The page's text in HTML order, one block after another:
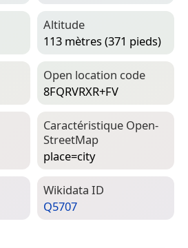
Altitude
113 mètres (371 pieds)
Open location code
8FQRVRXR+FV
Caractéristique Open­
Street­Map
place=­city
Wiki­data ID
Q5707